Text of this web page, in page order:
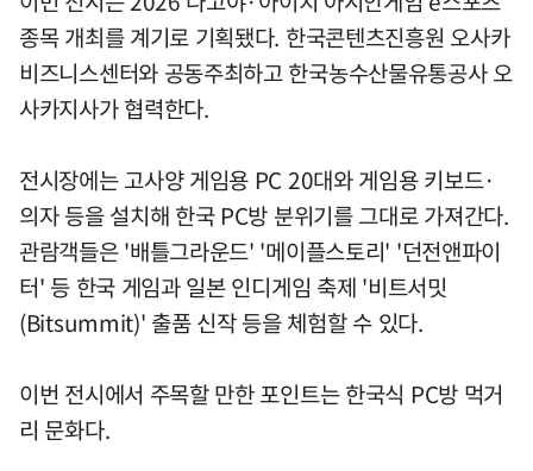
종목 개최를 계기로 기획됐다. 한국콘텐츠진흥원 오사카
비즈니스센터와 공동주최하고 한국농수산물유통공사 오
사카지사가 협력한다.
전시장에는 고사양 게임용 PC 20대와 게임용 키보드·
의자 등을 설치해 한국 PC방 분위기를 그대로 가져간다.
관람객들은 '배틀그라운드' '메이플스토리' '던전앤파이
터' 등 한국 게임과 일본 인디게임 축제 '비트서밋
(Bitsummit)' 출품 신작 등을 체험할 수 있다.
이번 전시에서 주목할 만한 포인트는 한국식 PC방 먹거
리 문화다.